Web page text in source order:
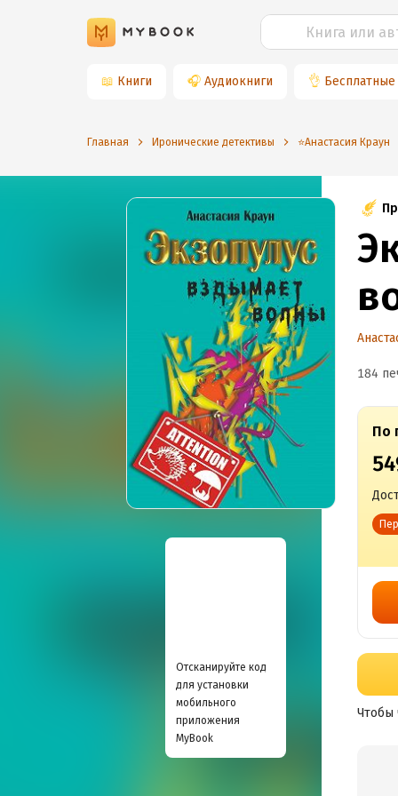
📖 Книги 🎧 Аудиокниги 👌 Бесплатные
Главная Иронические детективы ⭐️Анастасия Краун
Отсканируйте код
для установки
мобильного
приложения
MyBook
184
По
Чтобы